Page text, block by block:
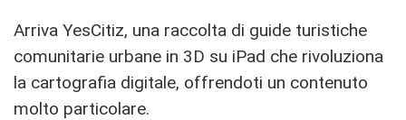
Arriva YesCitiz, una raccolta di guide turistiche
comunitarie urbane in 3D su iPad che rivoluziona
la cartografia digitale, offrendoti un contenuto
molto particolare.